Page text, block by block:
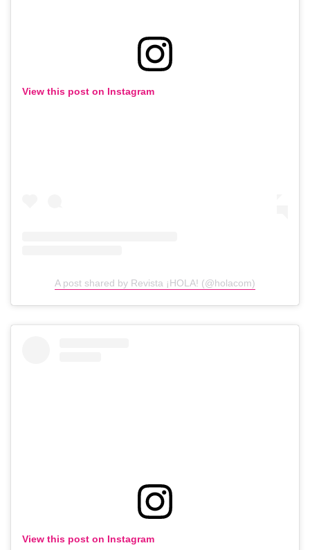
View this post on Instagram
A post shared by Revista ¡HOLA! (@holacom)
View this post on Instagram